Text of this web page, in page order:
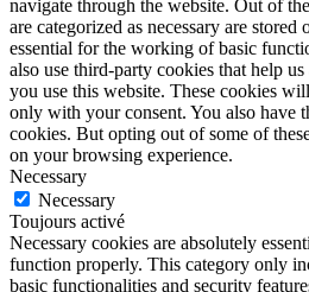
navigate through the website. Out of
are categorized as necessary are
essential for the working of basic
also use third-party cookies that help
you use this website. These cookies
only with your consent. You also have
cookies. But opting out of some of
on your browsing experience.
Necessary
Necessary
Toujours activé
Necessary cookies are absolutely
function properly. This category only
basic functionalities and security